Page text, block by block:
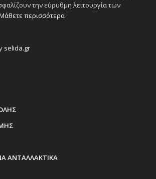
την εύρυθμη λειτουργία των
περισσότερα
selida.gr
ΑΝΤΑΛΛΑΚΤΙΚΑ